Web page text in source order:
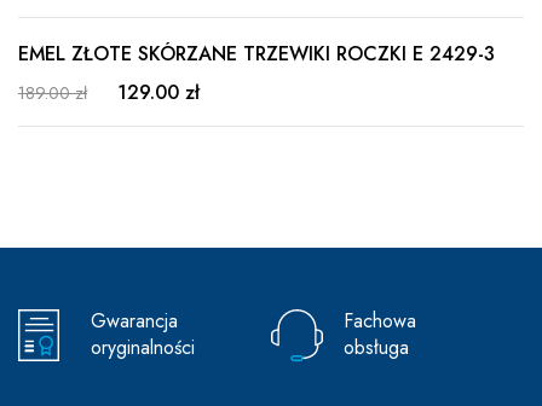
EMEL ZŁOTE SKÓRZANE TRZEWIKI ROCZKI E 2429-3
189.00 zł 129.00 zł
Gwarancja
oryginalności
Fachowa
obsługa